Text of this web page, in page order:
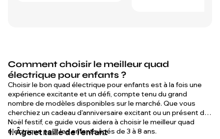
Comment choisir le meilleur quad
électrique pour enfants ?
Choisir le bon quad électrique pour enfants est à la fois une
expérience excitante et un défi, compte tenu du grand
nombre de modèles disponibles sur le marché. Que vous
cherchiez un cadeau d'anniversaire excitant ou un présent de
Noël festif, ce guide vous aidera à choisir le meilleur quad
électrique pour les enfants âgés de 3 à 8 ans.
1. Âge et taille de l'enfant